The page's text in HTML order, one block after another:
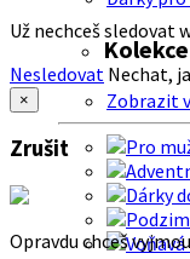
Zobrazit
Už nechceš sledovat
Nesledovat Nechat,
×
Zrušit
Opravdu chceš